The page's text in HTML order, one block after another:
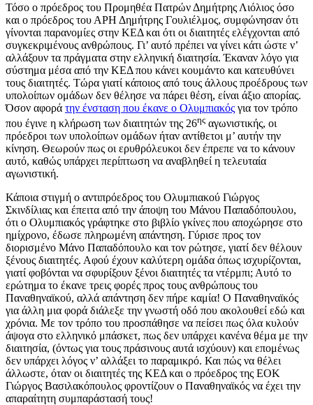
Τόσο ο πρόεδρος του Προμηθέα Πατρών Δημήτρης Λιόλιος όσο
και ο πρόεδρος του ΑΡΗ Δημήτρης Γουλιέλμος, συμφώνησαν ότι
γίνονται παρανομίες στην ΚΕΔ και ότι οι διαιτητές ελέγχονται από
συγκεκριμένους ανθρώπους. Γι’ αυτό πρέπει να γίνει κάτι ώστε ν’
αλλάξουν τα πράγματα στην ελληνική διαιτησία. Έκαναν λόγο για
σύστημα μέσα από την ΚΕΔ που κάνει κουμάντο και κατευθύνει
τους διαιτητές. Τώρα γιατί κάποιος από τους άλλους προέδρους των
υπολοίπων ομάδων δεν θέλησε να πάρει θέση, είναι άξιο απορίας.
Όσον αφορά την ένσταση που έκανε ο Ολυμπιακός για τον τρόπο
που έγινε η κλήρωση των διαιτητών της 26ης αγωνιστικής, οι
πρόεδροι των υπολοίπων ομάδων ήταν αντίθετοι μ’ αυτήν την
κίνηση. Θεωρούν πως οι ερυθρόλευκοι δεν έπρεπε να το κάνουν
αυτό, καθώς υπάρχει περίπτωση να αναβληθεί η τελευταία
αγωνιστική.
Κάποια στιγμή ο αντιπρόεδρος του Ολυμπιακού Γιώργος
Σκινδίλιας και έπειτα από την άποψη του Μάνου Παπαδόπουλου,
ότι ο Ολυμπιακός γράφτηκε στο βιβλίο γκίνες που αποχώρησε στο
ημίχρονο, έδωσε πληρωμένη απάντηση. Γύρισε προς τον
διορισμένο Μάνο Παπαδόπουλο και τον ρώτησε, γιατί δεν θέλουν
ξένους διαιτητές. Αφού έχουν καλύτερη ομάδα όπως ισχυρίζονται,
γιατί φοβόνται να σφυρίξουν ξένοι διαιτητές τα ντέρμπι; Αυτό το
ερώτημα το έκανε τρεις φορές προς τους ανθρώπους του
Παναθηναϊκού, αλλά απάντηση δεν πήρε καμία! Ο Παναθηναϊκός
για άλλη μια φορά διάλεξε την γνωστή οδό που ακολουθεί εδώ και
χρόνια. Με τον τρόπο του προσπάθησε να πείσει πως όλα κυλούν
άψογα στο ελληνικό μπάσκετ, πως δεν υπάρχει κανένα θέμα με την
διαιτησία, (όντως για τους πράσινους αυτά ισχύουν) και επομένως
δεν υπάρχει λόγος ν’ αλλάξει το παραμικρό. Και πώς να θέλει
άλλωστε, όταν οι διαιτητές της ΚΕΔ και ο πρόεδρος της ΕΟΚ
Γιώργος Βασιλακόπουλος φροντίζουν ο Παναθηναϊκός να έχει την
απαραίτητη συμπαράστασή τους!